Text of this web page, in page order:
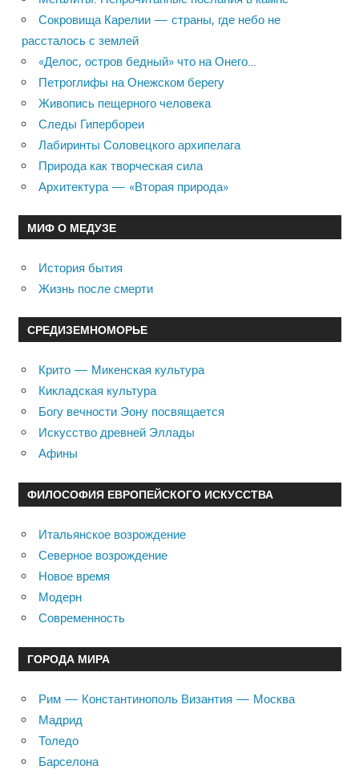
Сокровища Карелии — страны, где небо не
рассталось с землей
«Делос, остров бедный» что на Онего…
Петроглифы на Онежском берегу
Живопись пещерного человека
Следы Гипербореи
Лабиринты Соловецкого архипелага
Природа как творческая сила
Архитектура — «Вторая природа»
МИФ О МЕДУЗЕ
История бытия
Жизнь после смерти
СРЕДИЗЕМНОМОРЬЕ
Крито — Микенская культура
Кикладская культура
Богу вечности Эону посвящается
Искусство древней Эллады
Афины
ФИЛОСОФИЯ ЕВРОПЕЙСКОГО ИСКУССТВА
Итальянское возрождение
Северное возрождение
Новое время
Модерн
Современность
ГОРОДА МИРА
Рим — Константинополь Византия — Москва
Мадрид
Толедо
Барселона